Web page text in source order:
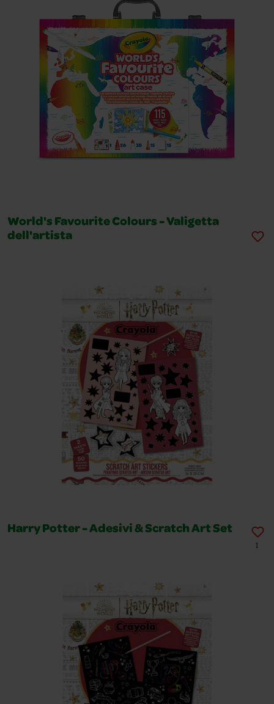
World's Favourite Colours - Valigetta
dell'artista
Harry Potter - Adesivi & Scratch Art Set
1